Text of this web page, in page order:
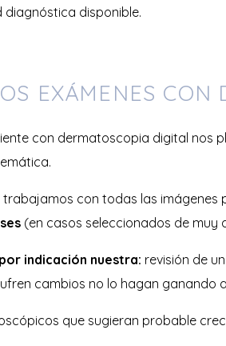
disponible.
EXÁMENES CON
con dermatoscopia digital nos
trabajamos con todas las
(en casos seleccionados de muy
indicación nuestra: revisión de
cambios no lo hagan ganando
que sugieran probable